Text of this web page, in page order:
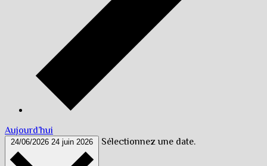
Aujourd’hui
24/06/2026 24 juin 2026 Sélectionnez une date.